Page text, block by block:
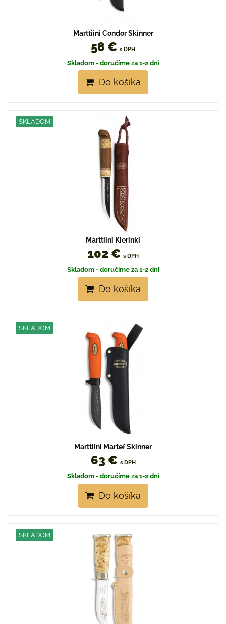
Marttiini Condor Skinner
58 € s DPH
Skladom - doručíme za 1-2 dni
Do košíka
SKLADOM
Marttiini Kierinki
102 € s DPH
Skladom - doručíme za 1-2 dni
Do košíka
SKLADOM
Marttiini Martef Skinner
63 € s DPH
Skladom - doručíme za 1-2 dni
Do košíka
SKLADOM